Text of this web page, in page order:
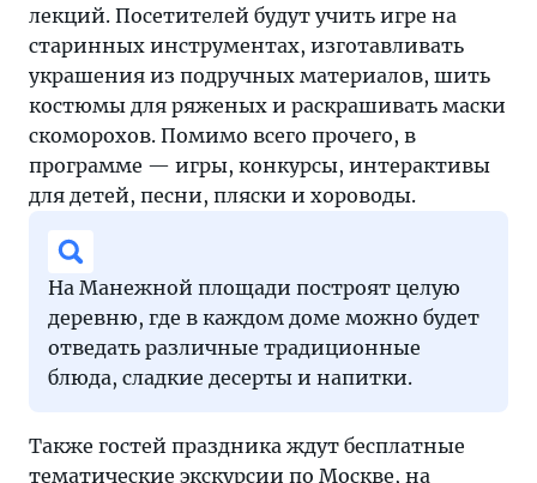
Москвы.
лекций. Посетителей будут учить игре на
старинных инструментах, изготавливать
украшения из подручных материалов, шить
костюмы для ряженых и раскрашивать маски
скоморохов. Помимо всего прочего, в
программе — игры, конкурсы, интерактивы
для детей, песни, пляски и хороводы.
На Манежной площади построят целую
деревню, где в каждом доме можно будет
отведать различные традиционные
блюда, сладкие десерты и напитки.
Также гостей праздника ждут бесплатные
тематические экскурсии по Москве, на